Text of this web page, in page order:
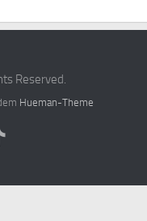
Reserved.
Hueman-Theme